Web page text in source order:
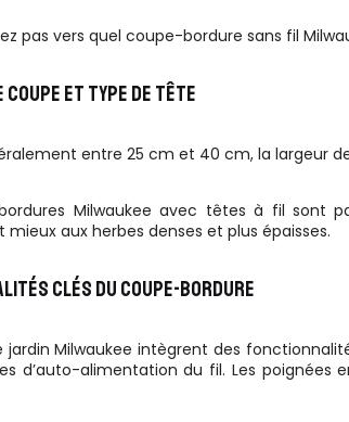
pas vers quel coupe-bordure sans fil
COUPE ET TYPE DE TÊTE
entre 25 cm et 40 cm, la largeur
Milwaukee avec têtes à fil sont
aux herbes denses et plus épaisses.
CLÉS DU COUPE-BORDURE
jardin Milwaukee intègrent des
d’auto-alimentation du fil. Les